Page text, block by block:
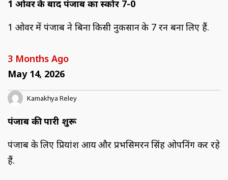
1 ओवर के बाद पंजाब का स्कोर 7-0
1 ओवर में पंजाब ने बिना किसी नुकसान के 7 रन बना लिए हैं.
3 Months Ago
May 14, 2026
Kamakhya Reley
पंजाब की पारी शुरू
पंजाब के लिए प्रियांश आर्य और प्रभसिमरन सिंह ओपनिंग कर रहे
हैं.